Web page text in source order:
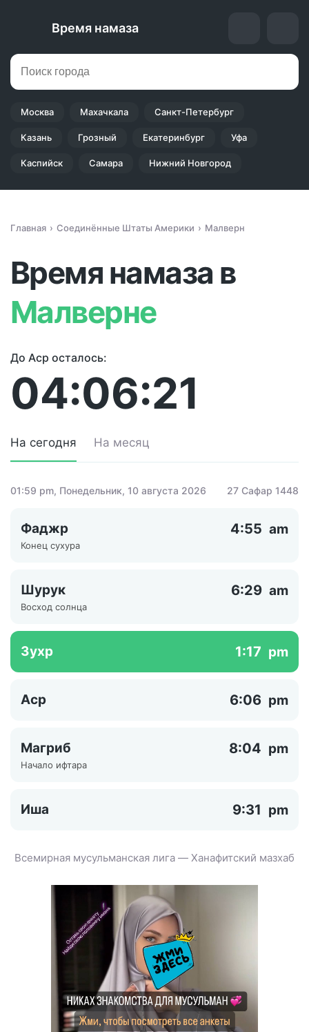
Время намаза
Москва Махачкала Санкт-Петербург
Казань Грозный Екатеринбург Уфа
Каспийск Самара Нижний Новгород
Главная Соединённые Штаты Америки Малверн
Время намаза в
Малверне
До Аср осталось:
04:06:21
На сегодня На месяц
01:59 pm, Понедельник, 10 августа 2026 27 Сафар 1448
Фаджр 4:55 am
Конец сухура
Шурук 6:29 am
Восход солнца
Зухр 1:17 pm
Аср 6:06 pm
Магриб 8:04 pm
Начало ифтара
Иша 9:31 pm
Всемирная мусульманская лига — Ханафитский мазхаб